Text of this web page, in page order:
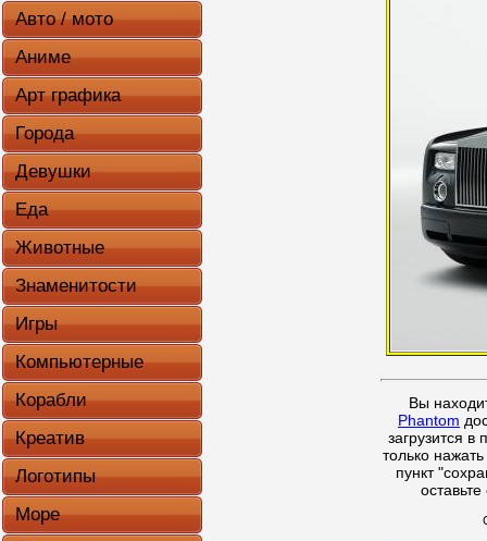
Авто / мото
Аниме
Арт графика
Города
Девушки
Еда
Животные
Знаменитости
Игры
Компьютерные
Корабли
Креатив
Логотипы
Море
Вы
Phantom
загрузится
только
пункт